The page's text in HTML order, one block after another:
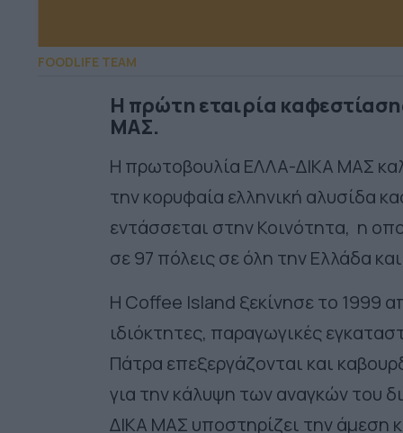
FOODLIFE TEAM
H πρώτη εταιρία
ΜΑΣ.
Η πρωτοβουλία ΕΛΛΑ-ΔΙΚΑ ΜΑΣ
την κορυφαία ελληνική αλυσίδα
εντάσσεται στην Κοινότητα, η
σε 97 πόλεις σε όλη την Ελλάδα
Η Coffee Island ξεκίνησε το 1999
ιδιόκτητες, παραγωγικές
Πάτρα επεξεργάζονται και
για την κάλυψη των αναγκών του
ΔΙΚΑ ΜΑΣ υποστηρίζει την άμεση